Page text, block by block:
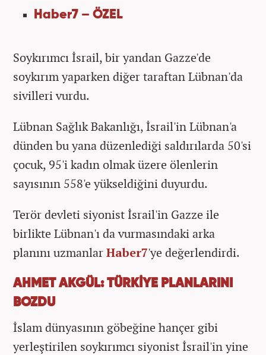
Haber7 – ÖZEL
Soykırımcı İsrail, bir yandan Gazze'de
soykırım yaparken diğer taraftan Lübnan'da
sivilleri vurdu.
Lübnan Sağlık Bakanlığı, İsrail'in Lübnan'a
dünden bu yana düzenlediği saldırılarda 50'si
çocuk, 95'i kadın olmak üzere ölenlerin
sayısının 558'e yükseldiğini duyurdu.
Terör devleti siyonist İsrail'in Gazze ile
birlikte Lübnan'ı da vurmasındaki arka
planını uzmanlarHaber7'ye değerlendirdi.
AHMET AKGÜL: TÜRKİYE PLANLARINI
BOZDU
İslam dünyasının göbeğine hançer gibi
yerleştirilen soykırımcı siyonist İsrail'in yine